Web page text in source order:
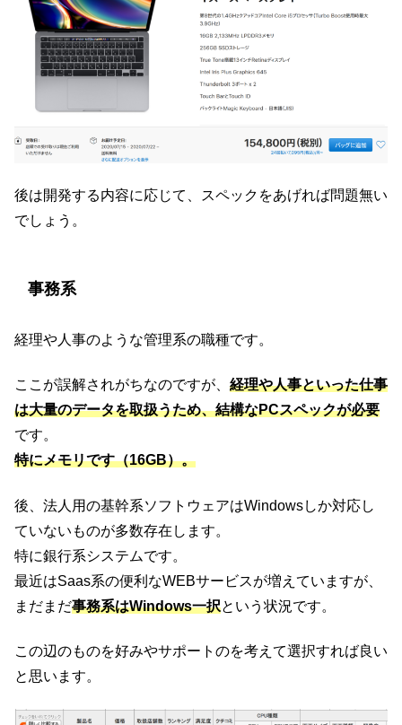
後は開発する内容に応じて、スペックをあげれば問題無い
でしょう。
事務系
経理や人事のような管理系の職種です。
ここが誤解されがちなのですが、 経理や人事といった仕事
は大量のデータを取扱うため、結構なPCスペックが必要
です。
特にメモリです（16GB）。
後、法人用の基幹系ソフトウェアはWindowsしか対応し
ていないものが多数存在します。
特に銀行系システムです。
最近はSaas系の便利なWEBサービスが増えていますが、
まだまだ事務系はWindows一択という状況です。
この辺のものを好みやサポートのを考えて選択すれば良い
と思います。